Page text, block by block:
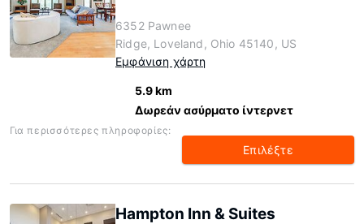
6352 Pawnee
Ridge, Loveland, Ohio 45140, US
Εμφάνιση χάρτη
5.9 km
Δωρεάν ασύρματο ίντερνετ
Για περισσότερες πληροφορίες:
Επιλέξτε
Hampton Inn & Suites